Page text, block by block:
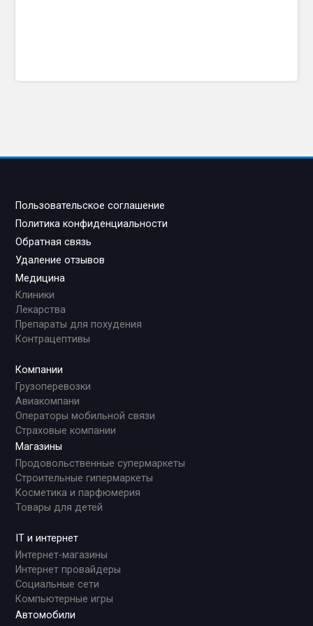
Пользовательское соглашение
Политика конфиденциальности
Обратная связь
Удаление отзывов
Медицина
Клиники
Лекарства
Препараты для похудения
Контрацептивы
Компании
Грузоперевозки
Авиакомпани
Операторы мобильной связи
Страховые компании
Магазины
Продовольственные супермаркеты
Строительные гипермаркеты
Косметика и парфюмерия
Товары для детей
IT и интернет
Интернет-магазины
Интернет провайдеры
Социальные сети
Компьютерные игры
Автомобили